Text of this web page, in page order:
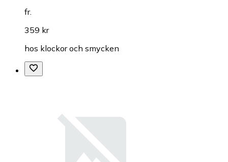
fr.
359 kr
hos klockor och smycken